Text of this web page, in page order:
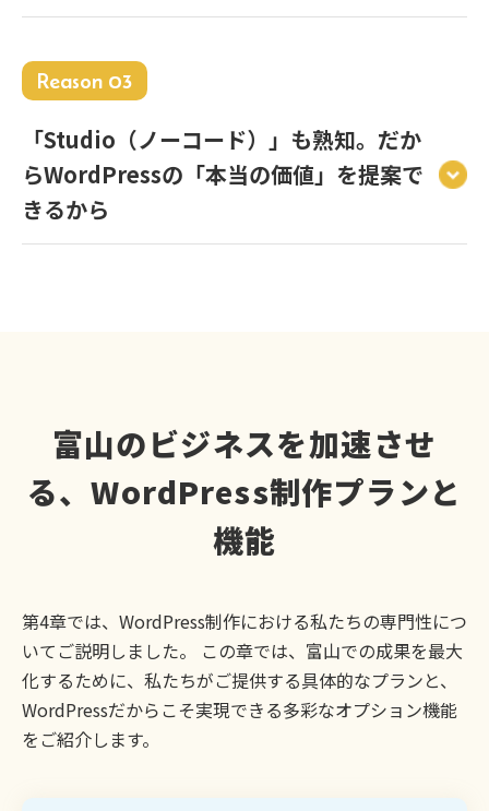
Reason 03
「Studio（ノーコード）」も熟知。だか
らWordPressの「本当の価値」を提案で
きるから
富山のビジネスを加速させ
る、WordPress制作プランと
機能
第4章では、WordPress制作における私たちの専門性につ
いてご説明しました。 この章では、富山での成果を最大
化するために、私たちがご提供する具体的なプランと、
WordPressだからこそ実現できる多彩なオプション機能
をご紹介します。